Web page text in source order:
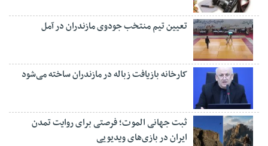
تعیین تیم منتخب جودوی مازندران در آمل
کارخانه بازیافت زباله در مازندران ساخته می‌شود
ثبت جهانی الموت؛ فرصتی برای روایت تمدن
ایران در بازی‌های ویدیویی